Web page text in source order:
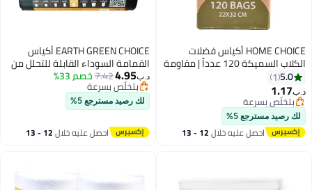
HOME CHOICE أكياس فضلات
الكلاب السميكة 120 عدداً | مقاومة
للتسرب، قابلة للتحلل و التحويل إلى
سماد
5.0
1
د.ب‏1.17
بتخلّص بسرعة
بتخلّص بسرعة
لك رصيد مسترجع 5%
احصل عليه خلال 12 - 13
EARTH GREEN CHOICE أكياس
القمامة السوداء القابلة للتحلل من
110 سم) – أكياس قمامة متوسطة
ثقيلة، بطانات صناديق مقاومة
للتسرب – 15 كيس في العبوة،
عبوة من 3 (إجمالي 45 كيس)
د.ب‏4.95
7.42خصم 33%
بتخلّص بسرعة
بتخلّص بسرعة
لك رصيد مسترجع 5%
احصل عليه خلال 12 - 13